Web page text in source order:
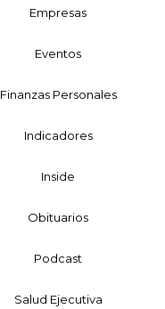
Empresas
Eventos
Finanzas Personales
Indicadores
Inside
Obituarios
Podcast
Salud Ejecutiva